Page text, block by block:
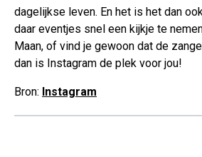
dagelijkse leven. En het is het dan
daar eventjes snel een kijkje te
Maan, of vind je gewoon dat de
dan is Instagram de plek voor jou!
Bron: Instagram